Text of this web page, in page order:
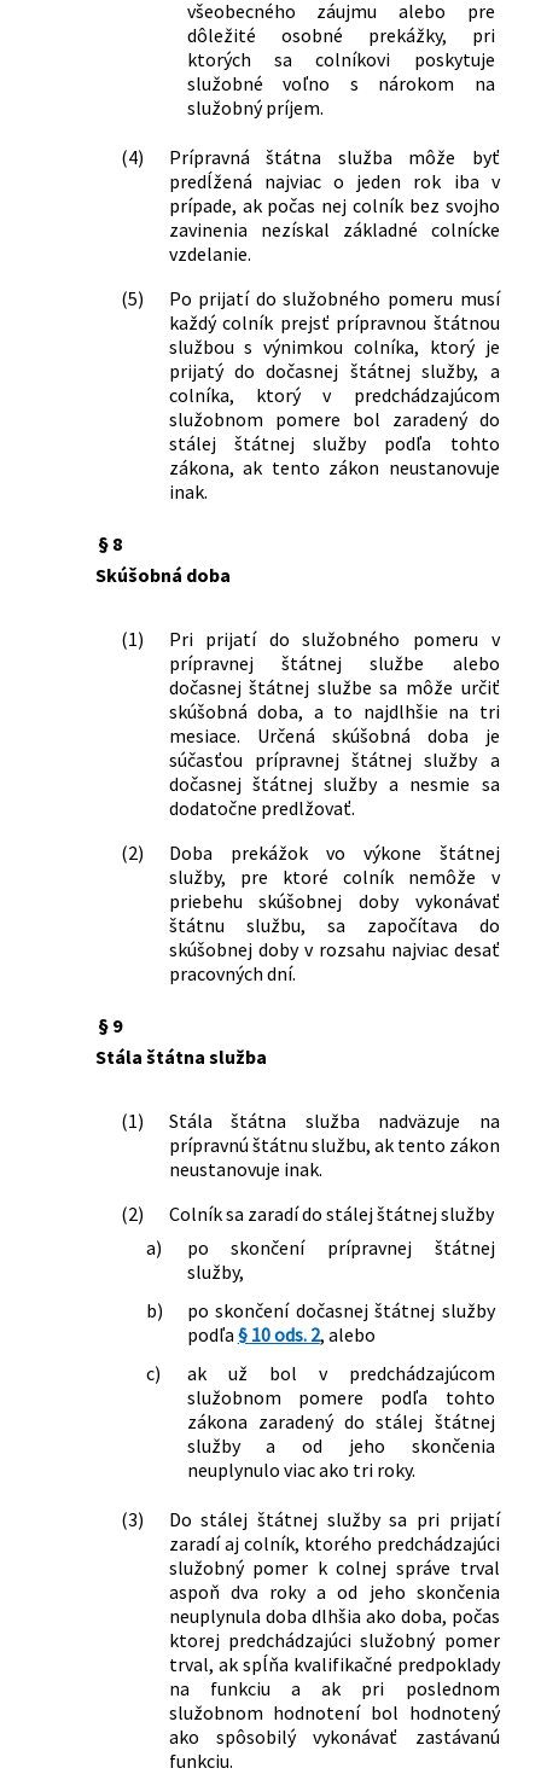
doplnení niektorých zákonov v znení
neskorších predpisov a ktorým sa
menia a dopĺňajú niektoré ďalšie
zákony
č. 333/2011 Z. z. o orgánoch štátnej
správy v oblasti daní, poplatkov a
colníctva v znení neskorších predpisov
a ktorým sa menia a dopĺňajú niektoré
462/2013 Z. z.
Zákon, ktorým sa dopĺňa zákon
Národnej rady Slovenskej republiky č.
120/1993 Z. z. o platových pomeroch
niektorých ústavných činiteľov
Slovenskej republiky v znení neskorších
predpisov a ktorým sa menia a
dopĺňajú niektoré zákony
307/2014 Z. z.
Zákon o niektorých opatreniach
440/2015 Z. z.
Zákon o športe a o zmene a doplnení
125/2016 Z. z.
Zákon o niektorých opatreniach
súvisiacich s prijatím Civilného
sporového poriadku, Civilného
mimosporového poriadku a Správneho
súdneho poriadku a o zmene a doplnení
niektorých zákonov
257/2017 Z. z.
Zákon, ktorým sa mení a dopĺňa zákon
starostlivosti, službách súvisiacich s
poskytovaním zdravotnej
starostlivosti a o zmene a doplnení
niektorých zákonov v znení neskorších
predpisov a ktorým sa menia a
dopĺňajú niektoré zákony
272/2017 Z. z.
a doplnení niektorých zákonov v znení
menia a dopĺňajú niektoré zákony
177/2018 Z. z.
Zákon o niektorých opatreniach na
znižovanie administratívnej záťaže
využívaním informačných systémov
verejnej správy a o zmene a doplnení
niektorých zákonov (zákon proti
byrokracii)
347/2018 Z. z.
Zákon, ktorým sa mení a dopĺňa zákon
č. 91/2010 Z. z. o podpore cestovného
ruchu v znení neskorších predpisov a
ktorým sa menia a dopĺňajú niektoré
zákony
všeobecného záujmu alebo pre
dôležité osobné prekážky, pri
ktorých sa colníkovi poskytuje
služobné voľno s nárokom na
služobný príjem.
(4)
Prípravná štátna služba môže byť
predĺžená najviac o jeden rok iba v
prípade, ak počas nej colník bez svojho
zavinenia nezískal základné colnícke
vzdelanie.
(5)
Po prijatí do služobného pomeru musí
každý colník prejsť prípravnou štátnou
službou s výnimkou colníka, ktorý je
prijatý do dočasnej štátnej služby, a
colníka, ktorý v predchádzajúcom
služobnom pomere bol zaradený do
stálej štátnej služby podľa tohto
zákona, ak tento zákon neustanovuje
inak.
§ 8
Skúšobná doba
(1)
Pri prijatí do služobného pomeru v
prípravnej štátnej službe alebo
dočasnej štátnej službe sa môže určiť
skúšobná doba, a to najdlhšie na tri
mesiace. Určená skúšobná doba je
súčasťou prípravnej štátnej služby a
dočasnej štátnej služby a nesmie sa
dodatočne predlžovať.
(2)
Doba prekážok vo výkone štátnej
služby, pre ktoré colník nemôže v
priebehu skúšobnej doby vykonávať
štátnu službu, sa započítava do
skúšobnej doby v rozsahu najviac desať
pracovných dní.
§ 9
Stála štátna služba
(1)
Stála štátna služba nadväzuje na
prípravnú štátnu službu, ak tento zákon
neustanovuje inak.
(2)
Colník sa zaradí do stálej štátnej služby
a)
po skončení prípravnej štátnej
služby,
b)
po skončení dočasnej štátnej služby
podľa § 10 ods. 2, alebo
c)
ak už bol v predchádzajúcom
služobnom pomere podľa tohto
zákona zaradený do stálej štátnej
služby a od jeho skončenia
neuplynulo viac ako tri roky.
(3)
Do stálej štátnej služby sa pri prijatí
zaradí aj colník, ktorého predchádzajúci
služobný pomer k colnej správe trval
aspoň dva roky a od jeho skončenia
neuplynula doba dlhšia ako doba, počas
ktorej predchádzajúci služobný pomer
trval, ak spĺňa kvalifikačné predpoklady
na funkciu a ak pri poslednom
služobnom hodnotení bol hodnotený
ako spôsobilý vykonávať zastávanú
funkciu.